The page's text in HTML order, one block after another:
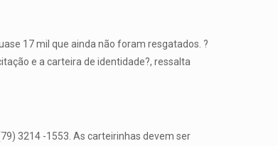
17 mil que ainda não foram resgatados. ?
e a carteira de identidade?, ressalta
3214 -1553. As carteirinhas devem ser